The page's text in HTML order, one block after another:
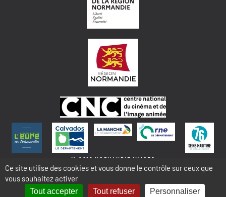
© 2018 NORMANDIE IMAGES
MENTIONS LÉGALES - COOKIES & STATISTIQUES PLAN DU SITE
Ce site utilise des cookies et vous donne le contrôle sur ceux que
vous souhaitez activer
Tout accepter Tout refuser Personnaliser